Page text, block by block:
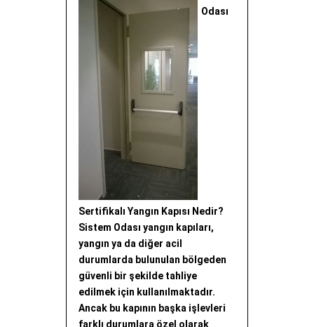
Odası
Sertifikalı Yangın Kapısı Nedir?
Sistem Odası yangın kapıları,
yangın ya da diğer acil
durumlarda bulunulan bölgeden
güvenli bir şekilde tahliye
edilmek için kullanılmaktadır.
Ancak bu kapının başka işlevleri
farklı durumlara özel olarak